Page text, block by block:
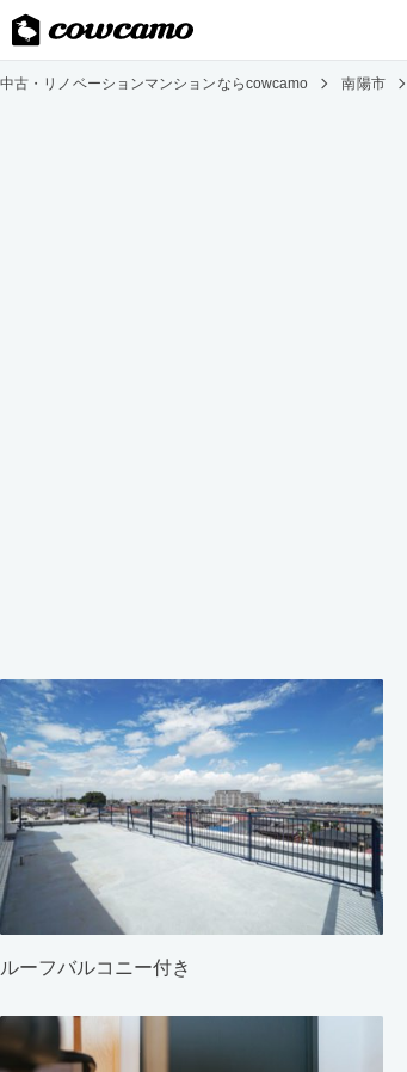
中古・リノベーションマンションならcowcamo 南陽市
ルーフバルコニー付き